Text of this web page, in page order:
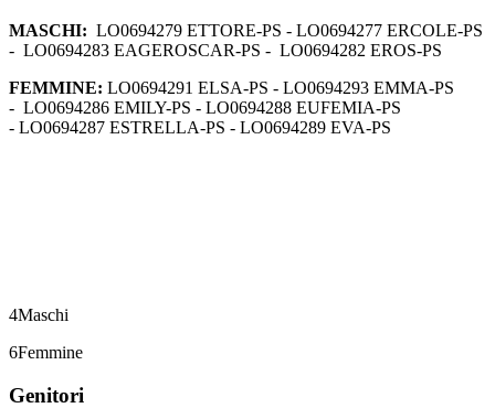
MASCHI: LO0694279 ETTORE-PS - LO0694277 ERCOLE-PS
- LO0694283 EAGEROSCAR-PS - LO0694282 EROS-PS
FEMMINE: LO0694291 ELSA-PS - LO0694293 EMMA-PS
- LO0694286 EMILY-PS - LO0694288 EUFEMIA-PS
- LO0694287 ESTRELLA-PS - LO0694289 EVA-PS
4Maschi
6Femmine
Genitori